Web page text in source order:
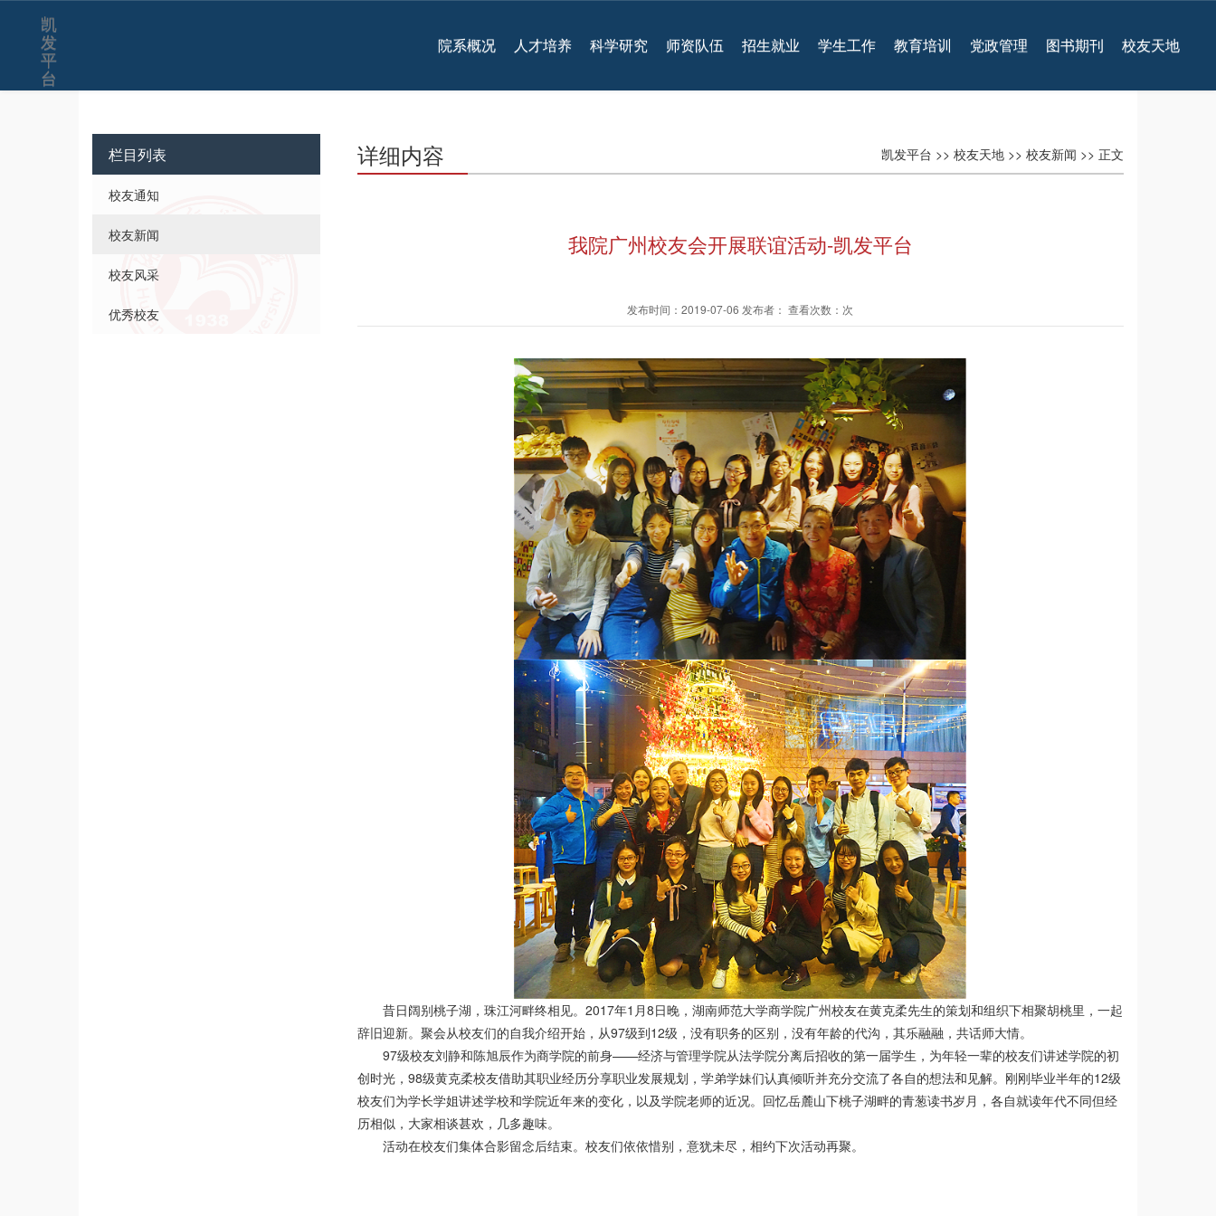
凯
发
平
台
院系概况 人才培养 科学研究 师资队伍 招生就业 学生工作 教育培训 党政管理 图书期刊 校友天地
栏目列表
校友通知
校友新闻
校友风采
优秀校友
凯发平台 >> 校友天地 >> 校友新闻 >> 正文
详细内容
我院广州校友会开展联谊活动-凯发平台
发布时间：2019-07-06 发布者： 查看次数：次
昔日阔别桃子湖，珠江河畔终相见。2017年1月8日晚，湖南师范大学商学院广州校友在黄克柔先生的策划和组织下相聚胡桃里，一起
辞旧迎新。聚会从校友们的自我介绍开始，从97级到12级，没有职务的区别，没有年龄的代沟，其乐融融，共话师大情。
97级校友刘静和陈旭辰作为商学院的前身——经济与管理学院从法学院分离后招收的第一届学生，为年轻一辈的校友们讲述学院的初
创时光，98级黄克柔校友借助其职业经历分享职业发展规划，学弟学妹们认真倾听并充分交流了各自的想法和见解。刚刚毕业半年的12级
校友们为学长学姐讲述学校和学院近年来的变化，以及学院老师的近况。回忆岳麓山下桃子湖畔的青葱读书岁月，各自就读年代不同但经
历相似，大家相谈甚欢，几多趣味。
活动在校友们集体合影留念后结束。校友们依依惜别，意犹未尽，相约下次活动再聚。